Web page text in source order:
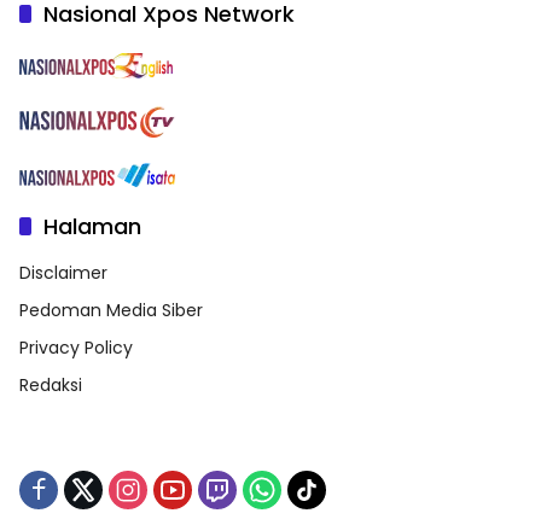
Nasional Xpos Network
Halaman
Disclaimer
Pedoman Media Siber
Privacy Policy
Redaksi